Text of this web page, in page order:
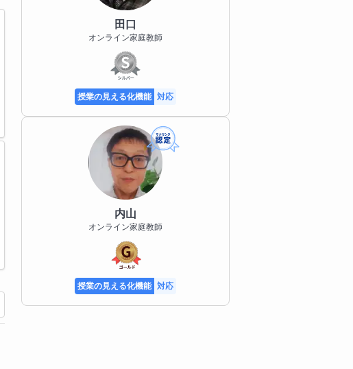
田口
オンライン家庭教師
授業の見える化機能 対応
内山
オンライン家庭教師
授業の見える化機能 対応